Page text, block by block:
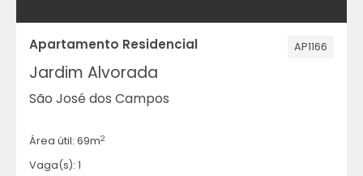
Apartamento Residencial AP1166
Jardim Alvorada
São José dos Campos
Área útil: 69m2
Vaga(s): 1